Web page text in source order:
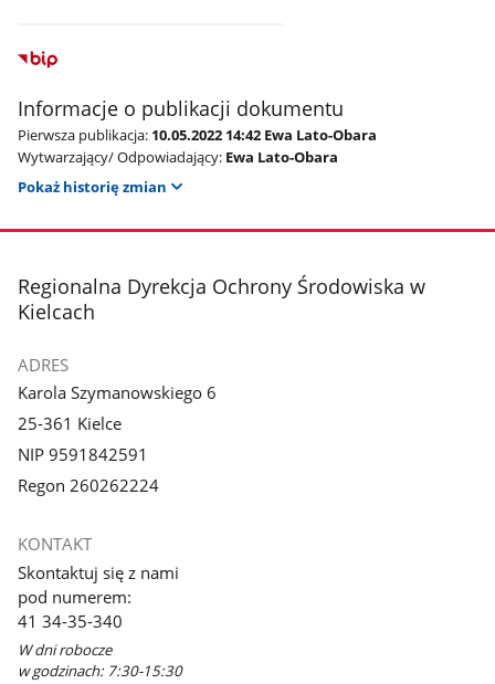
Informacje o publikacji dokumentu
Pierwsza publikacja: 10.05.2022 14:42 Ewa Lato-Obara
Wytwarzający/ Odpowiadający: Ewa Lato-Obara
Pokaż historię zmian
stopka
Regionalna Dyrekcja Ochrony Środowiska w
Kielcach
ADRES
Karola Szymanowskiego 6
25-361 Kielce
NIP 9591842591
Regon 260262224
KONTAKT
Skontaktuj się z nami
pod numerem:
41 34-35-340
W dni robocze
w godzinach: 7:30-15:30